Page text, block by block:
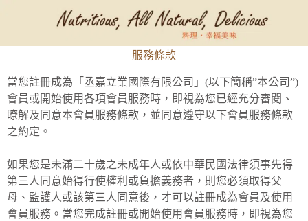
服務條款
當您註冊成為「丞嘉立業國際有限公司」(以下簡稱”本公司”)
會員或開始使用各項會員服務時，即視為您已經充分審閱、
瞭解及同意本會員服務條款，並同意遵守以下會員服務條款
之約定。
如果您是未滿二十歲之未成年人或依中華民國法律須事先得
第三人同意始得行使權利或負擔義務者，則您必須取得父
母、監護人或該第三人同意後，才可以註冊成為會員及使用
會員服務。當您完成註冊或開始使用會員服務時，即視為您